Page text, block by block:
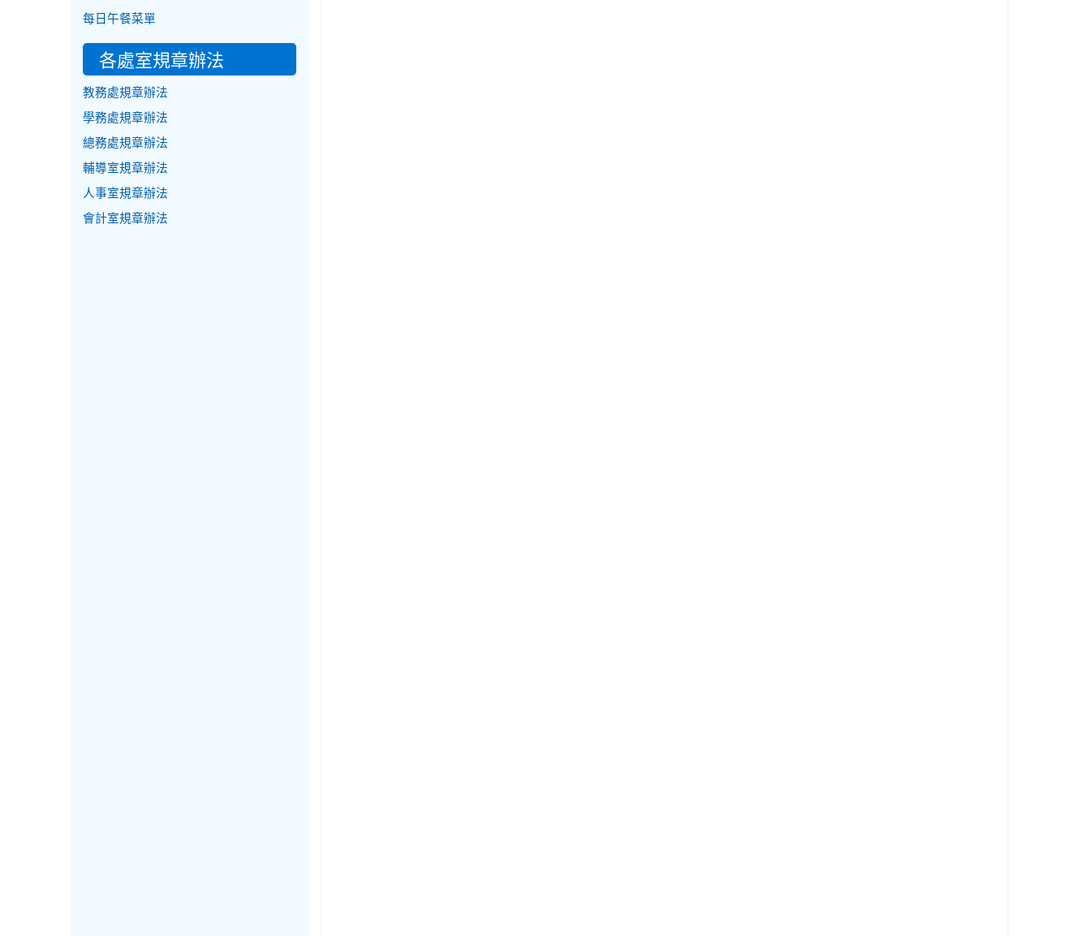
每日午餐菜單
各處室規章辦法
教務處規章辦法
學務處規章辦法
總務處規章辦法
輔導室規章辦法
人事室規章辦法
會計室規章辦法